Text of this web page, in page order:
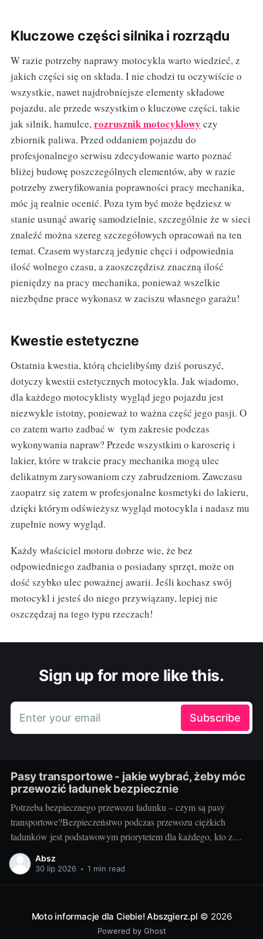
Kluczowe części silnika i rozrządu
W razie potrzeby naprawy motocykla warto wiedzieć, z
jakich części się on składa. I nie chodzi tu oczywiście o
wszystkie, nawet najdrobniejsze elementy składowe
pojazdu, ale przede wszystkim o kluczowe części, takie
jak silnik, hamulce,rozrusznik motocyklowy czy
zbiornik paliwa. Przed oddaniem pojazdu do
profesjonalnego serwisu zdecydowanie warto poznać
bliżej budowę poszczególnych elementów, aby w razie
potrzeby zweryfikowania poprawności pracy mechanika,
móc ją realnie ocenić. Poza tym być może będziesz w
stanie usunąć awarię samodzielnie, szczególnie że w sieci
znaleźć można szereg szczegółowych opracowań na ten
temat. Czasem wystarczą jedynie chęci i odpowiednia
ilość wolnego czasu, a zaoszczędzisz znaczną ilość
pieniędzy na pracy mechanika, ponieważ wszelkie
niezbędne prace wykonasz w zaciszu własnego garażu!
Kwestie estetyczne
Ostatnia kwestia, którą chcielibyśmy dziś poruszyć,
dotyczy kwestii estetycznych motocykla. Jak wiadomo,
dla każdego motocyklisty wygląd jego pojazdu jest
niezwykle istotny, ponieważ to ważna część jego pasji. O
co zatem warto zadbać w tym zakresie podczas
wykonywania napraw? Przede wszystkim o karoserię i
lakier, które w trakcie pracy mechanika mogą ulec
delikatnym zarysowaniom czy zabrudzeniom. Zawczasu
zaopatrz się zatem w profesjonalne kosmetyki do lakieru,
dzięki którym odświeżysz wygląd motocykla i nadasz mu
zupełnie nowy wygląd.
Każdy właściciel motoru dobrze wie, że bez
odpowiedniego zadbania o posiadany sprzęt, może on
dość szybko ulec poważnej awarii. Jeśli kochasz swój
motocykl i jesteś do niego przywiązany, lepiej nie
oszczędzaj na tego typu rzeczach!
Sign up for more like this.
Enter your email Subscribe
Pasy transportowe - jakie wybrać, żeby móc
przewozić ładunek bezpiecznie
Potrzeba bezpiecznego przewozu ładunku – czym są pasy
transportowe?Bezpieczeństwo podczas przewozu ciężkich
ładunków jest podstawowym priorytetem dla każdego, kto z
powodzeniem chce prowadzić biznes w branży transportowej.
Aby zapewnić stabilność mocowania oraz uniknąć potencjalnie
kluczowych elementów tego
Absz
30 lip 2026 • 1 min read
Moto informacje dla Ciebie! Abszgierz.pl © 2026
Powered by Ghost